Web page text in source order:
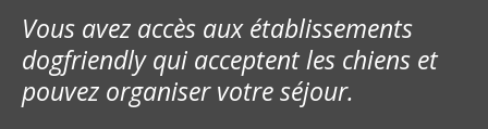
Vous avez accès aux établissements
dogfriendly qui acceptent les chiens et
pouvez organiser votre séjour.